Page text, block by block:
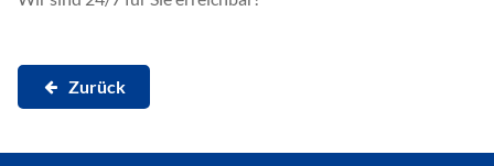
Zurück